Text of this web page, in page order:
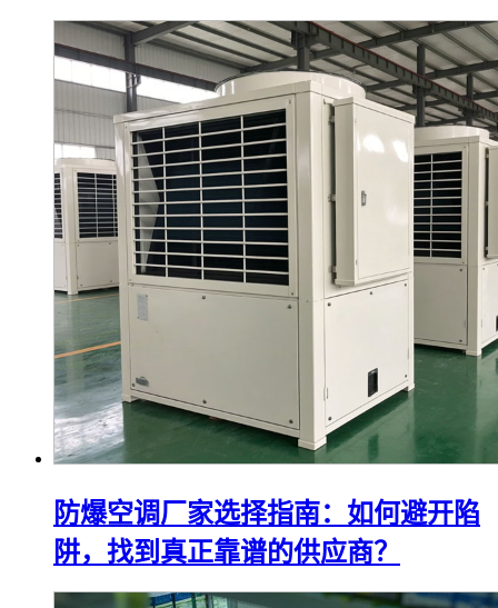
防爆空调厂家选择指南：如何避开陷
阱，找到真正靠谱的供应商？